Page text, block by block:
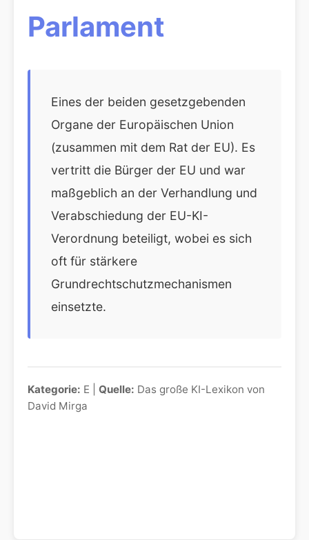
Parlament
Eines der beiden gesetzgebenden
Organe der Europäischen Union
(zusammen mit dem Rat der EU). Es
vertritt die Bürger der EU und war
maßgeblich an der Verhandlung und
Verabschiedung der EU-KI-
Verordnung beteiligt, wobei es sich
oft für stärkere
Grundrechtschutzmechanismen
einsetzte.
Kategorie: E | Quelle: Das große KI-Lexikon von
David Mirga